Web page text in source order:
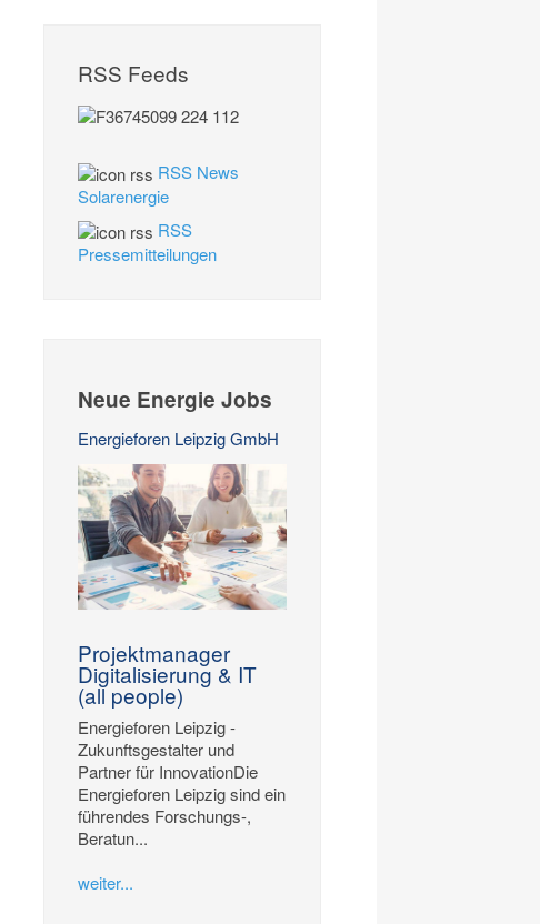
RSS Feeds
RSS News
Solarenergie
RSS
Pressemitteilungen
Neue Energie Jobs
Energieforen Leipzig GmbH
Projektmanager
Digitalisierung & IT
(all people)
Energieforen Leipzig -
Zukunftsgestalter und
Partner für InnovationDie
Energieforen Leipzig sind ein
führendes Forschungs-,
Beratun...
weiter...